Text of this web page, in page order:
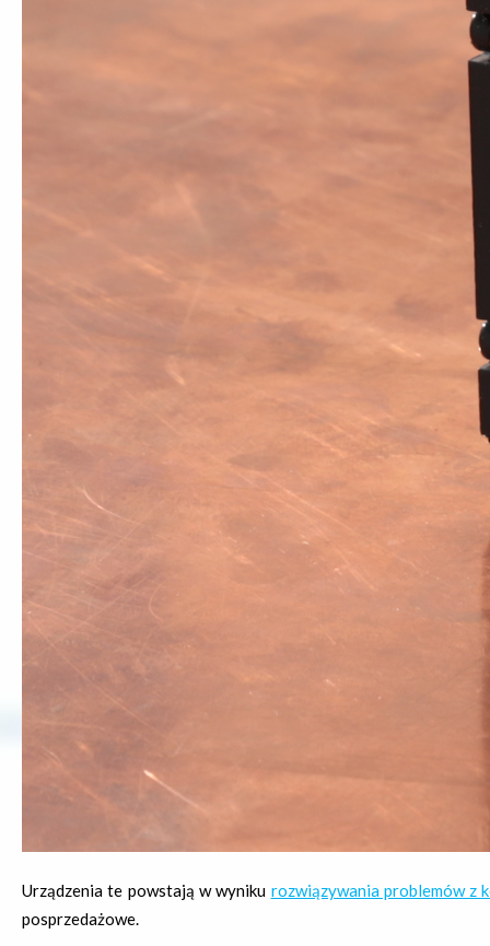
Urządzenia te powstają w wyniku rozwiązywania problemów z
posprzedażowe.